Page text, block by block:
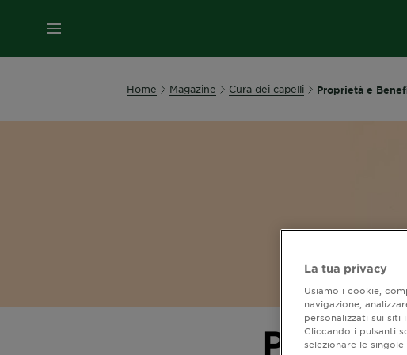
MENU
Home Magazine Cura dei capelli Proprietà e
La tua privacy
Usiamo i cookie,
navigazione,
personalizzati sui siti
Cliccando i pulsanti
selezionare le